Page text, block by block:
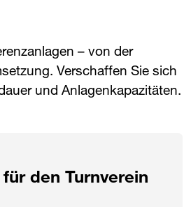
– von der
Verschaffen Sie sich
und Anlagenkapazitäten.
den Turnverein